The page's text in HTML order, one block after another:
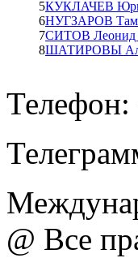
5КУКЛАЧЕВ
6НУГЗАРОВ
7СИТОВ Леонид
8ШАТИРОВЫ
@ Все